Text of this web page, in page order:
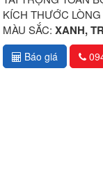
KÍCH THƯỚC
MÀU SẮC: XANH,
Báo giá